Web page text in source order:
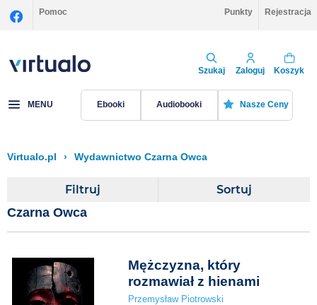
Pomoc Punkty Rejestracja
Szukaj Zaloguj Koszyk
MENU Ebooki Audiobooki Nasze Ceny
Virtualo.pl › Wydawnictwo Czarna Owca
Filtruj Sortuj
Czarna Owca
Mężczyzna, który
rozmawiał z hienami
Przemysław Piotrowski